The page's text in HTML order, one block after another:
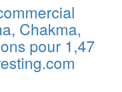
Chakma,
pour 1,47